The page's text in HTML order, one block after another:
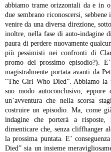
abbiamo trame orizzontali da e in
due sembrano riconoscersi,
venire da una diversa direzione,
inoltre, nella fase di auto-indagine
paura di perdere nuovamente
più pessimisti nei confronti di
promo del prossimo episodio?).
magistralmente portata avanti da
“The Girl Who Died”. Abbiamo
suo modo autoconclusivo,
un’avventura che nella scorsa
costruire un episodio. Ma, come
indagine che porterà a risposte,
dimenticare che, senza cliffhanger
la prossima puntata. E’
Died” sia un insieme